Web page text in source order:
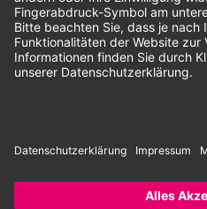
Unsere Zahlungsarten:
Rechnung SEPA-Lastschrift